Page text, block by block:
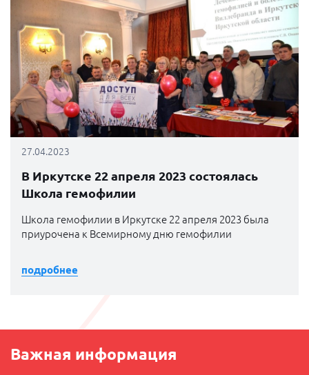
27.04.2023
В Иркутске 22 апреля 2023 состоялась
Школа гемофилии
Школа гемофилии в Иркутске 22 апреля 2023 была
приурочена к Всемирному дню гемофилии
подробнее
Важная информация